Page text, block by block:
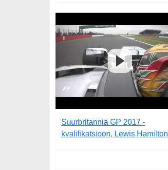
Suurbritannia GP 2017 -
kvalifikatsioon, Lewis Hamilton